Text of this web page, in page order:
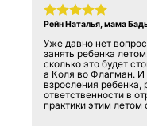
Рейн Наталья, мама
Уже давно нет
занять ребенка
сколько это будет
а Коля во Флагман. И
взросления ребенка,
ответственности в
практики этим летом